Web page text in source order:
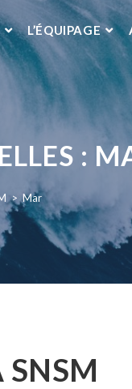
L’ÉQUIPAGE
:
> Mar
SNSM